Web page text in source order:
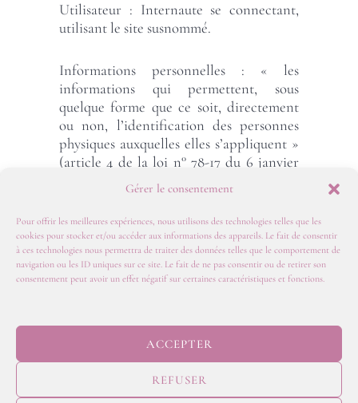
Gérer le consentement
Pour offrir les meilleures expériences, nous utilisons des technologies telles que les
cookies pour stocker et/ou accéder aux informations des appareils. Le fait de consentir
à ces technologies nous permettra de traiter des données telles que le comportement de
navigation ou les ID uniques sur ce site. Le fait de ne pas consentir ou de retirer son
consentement peut avoir un effet négatif sur certaines caractéristiques et fonctions.
ACCEPTER
REFUSER
Utilisateur : Internaute se connectant,
utilisant le site susnommé.
Informations personnelles : « les
informations qui permettent, sous
quelque forme que ce soit, directement
ou non, l’identification des personnes
physiques auxquelles elles s’appliquent »
(article 4 de la loi n° 78-17 du 6 janvier
POLITIQUE DE
LEGALES
CGV
POLITIQUE DE
COOKIES
TARIFS
© 2026JULY ON THE MOON | Web